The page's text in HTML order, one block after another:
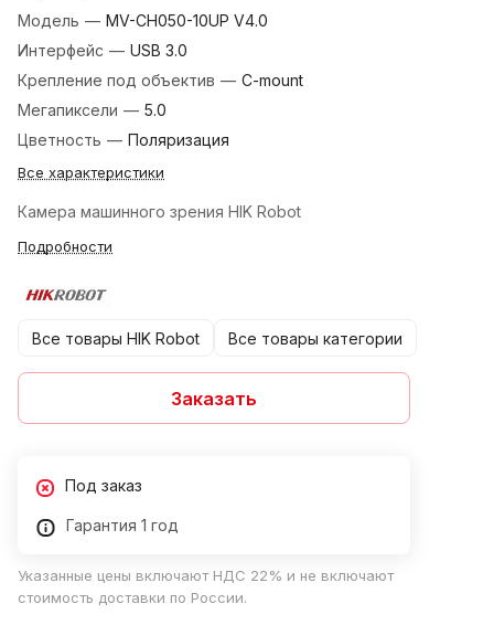
Модель — MV-CH050-10UP V4.0
Интерфейс — USB 3.0
Крепление под объектив — C-mount
Мегапиксели — 5.0
Цветность — Поляризация
Все характеристики
Камера машинного зрения HIK Robot
Подробности
Все товары HIK Robot Все товары категории
Заказать
Под заказ
Гарантия 1 год
Указанные цены включают НДС 22% и не включают
стоимость доставки по России.